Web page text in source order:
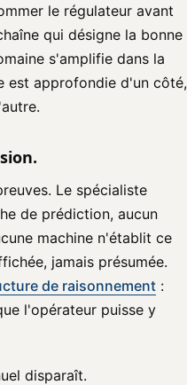
le régulateur avant
qui désigne la bonne
s'amplifie dans la
est approfondie d'un côté,
Le spécialiste
de prédiction, aucun
machine n'établit ce
jamais présumée.
de raisonnement :
l'opérateur puisse y
disparaît.